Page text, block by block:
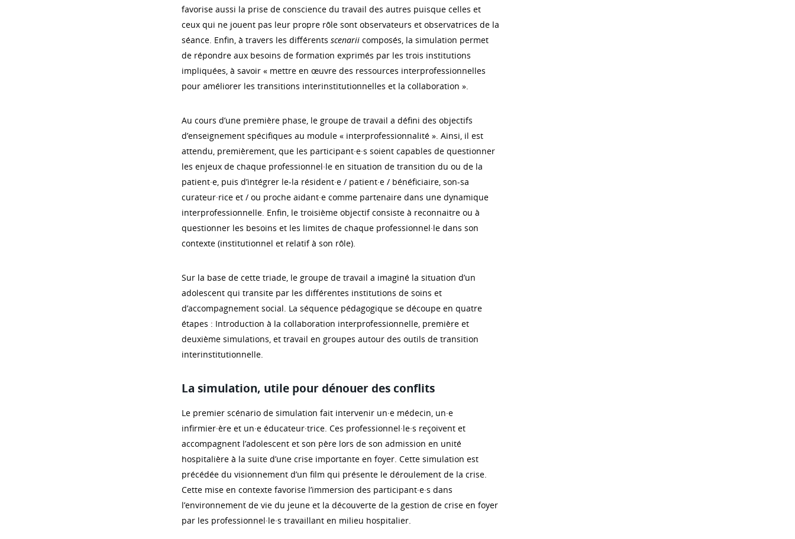
favorise aussi la prise de conscience du travail des autres puisque celles et
ceux qui ne jouent pas leur propre rôle sont observateurs et observatrices de la
séance. Enfin, à travers les différents scenarii composés, la simulation permet
de répondre aux besoins de formation exprimés par les trois institutions
impliquées, à savoir « mettre en œuvre des ressources interprofessionnelles
pour améliorer les transitions interinstitutionnelles et la collaboration ».
Au cours d’une première phase, le groupe de travail a défini des objectifs
d’enseignement spécifiques au module « interprofessionnalité ». Ainsi, il est
attendu, premièrement, que les participant·e·s soient capables de questionner
les enjeux de chaque professionnel·le en situation de transition du ou de la
patient·e, puis d’intégrer le-la résident·e / patient·e / bénéficiaire, son-sa
curateur·rice et / ou proche aidant·e comme partenaire dans une dynamique
interprofessionnelle. Enfin, le troisième objectif consiste à reconnaitre ou à
questionner les besoins et les limites de chaque professionnel·le dans son
contexte (institutionnel et relatif à son rôle).
Sur la base de cette triade, le groupe de travail a imaginé la situation d’un
adolescent qui transite par les différentes institutions de soins et
d’accompagnement social. La séquence pédagogique se découpe en quatre
étapes : Introduction à la collaboration interprofessionnelle, première et
deuxième simulations, et travail en groupes autour des outils de transition
interinstitutionnelle.
La simulation, utile pour dénouer des conflits
Le premier scénario de simulation fait intervenir un·e médecin, un·e
infirmier·ère et un·e éducateur·trice. Ces professionnel·le·s reçoivent et
accompagnent l’adolescent et son père lors de son admission en unité
hospitalière à la suite d’une crise importante en foyer. Cette simulation est
précédée du visionnement d’un film qui présente le déroulement de la crise.
Cette mise en contexte favorise l’immersion des participant·e·s dans
l’environnement de vie du jeune et la découverte de la gestion de crise en foyer
par les professionnel·le·s travaillant en milieu hospitalier.